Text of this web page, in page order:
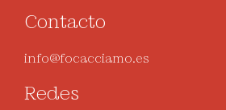
Contacto
info@focacciamo.es
Redes